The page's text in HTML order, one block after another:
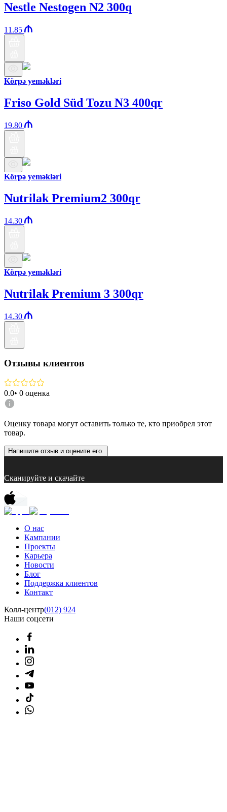
Nestle Nestogen N2 300q
11.85
Körpə yeməkləri
Friso Gold Süd Tozu N3 400qr
19.80
Körpə yeməkləri
Nutrilak Premium2 300qr
14.30
Körpə yeməkləri
Nutrilak Premium 3 300qr
14.30
Отзывы клиентов
0.0• 0 оценка
Оценку товара могут оставить только те, кто приобрел этот
товар.
Напишите отзыв и оцените его.
Сканируйте и скачайте
О нас
Кампании
Проекты
Карьера
Новости
Блог
Поддержка клиентов
Контакт
Колл-центр(012) 924
Наши соцсети